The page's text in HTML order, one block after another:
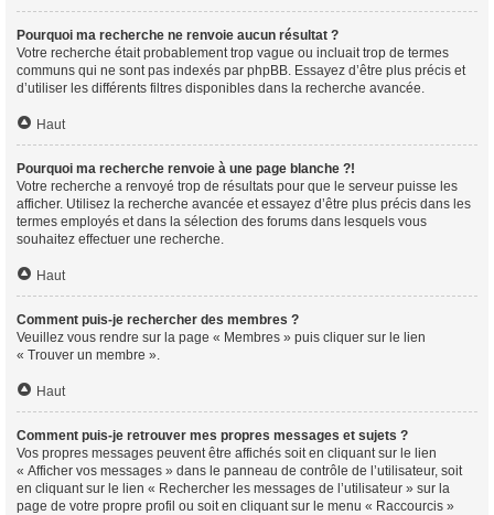
Pourquoi ma recherche ne renvoie aucun résultat ?
Votre recherche était probablement trop vague ou incluait trop de termes
communs qui ne sont pas indexés par phpBB. Essayez d’être plus précis et
d’utiliser les différents filtres disponibles dans la recherche avancée.
Haut
Pourquoi ma recherche renvoie à une page blanche ?!
Votre recherche a renvoyé trop de résultats pour que le serveur puisse les
afficher. Utilisez la recherche avancée et essayez d’être plus précis dans les
termes employés et dans la sélection des forums dans lesquels vous
souhaitez effectuer une recherche.
Haut
Comment puis-je rechercher des membres ?
Veuillez vous rendre sur la page « Membres » puis cliquer sur le lien
« Trouver un membre ».
Haut
Comment puis-je retrouver mes propres messages et sujets ?
Vos propres messages peuvent être affichés soit en cliquant sur le lien
« Afficher vos messages » dans le panneau de contrôle de l’utilisateur, soit
en cliquant sur le lien « Rechercher les messages de l’utilisateur » sur la
page de votre propre profil ou soit en cliquant sur le menu « Raccourcis »